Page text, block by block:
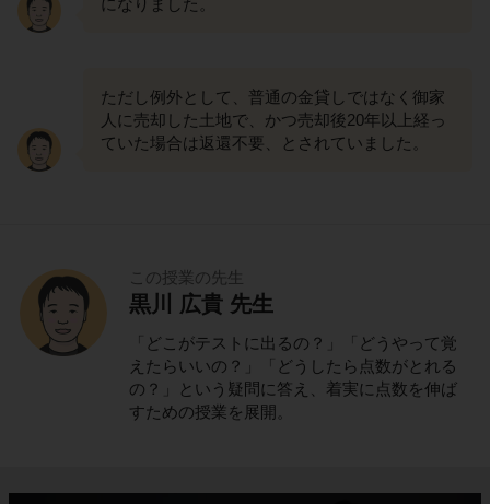
ただし例外として、普通の金貸しではなく御家
人に売却した土地で、かつ売却後20年以上経っ
ていた場合は返還不要、とされていました。
この授業の先生
黒川 広貴 先生
「どこがテストに出るの？」「どうやって覚
えたらいいの？」「どうしたら点数がとれる
の？」という疑問に答え、着実に点数を伸ば
すための授業を展開。